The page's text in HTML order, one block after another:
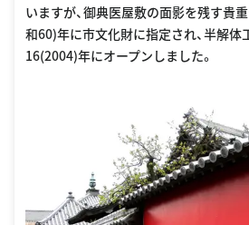
いますが、御典医屋敷の面影を残す貴
和60)年に市文化財に指定され、半解体
16(2004)年にオープンしました。